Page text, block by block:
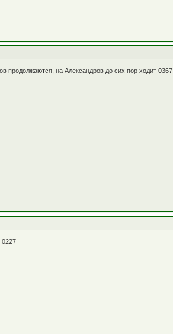
продолжаются, на Александров до сих пор ходит 0367
0227